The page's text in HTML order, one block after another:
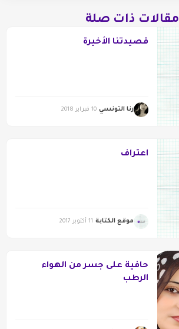
مقالات ذات صلة
قصيدتنا الأخيرة
رنا التونسي 10 فبراير 2018
اعتراف
موقع الكتابة 11 أكتوبر 2017
حافية على جسر من الهواء
الرطب